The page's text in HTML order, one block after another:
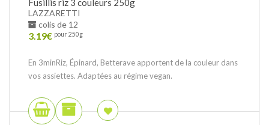
Fusillis riz 3 couleurs 250g
LAZZARETTI
colis de 12
3.19€ pour 250g
En 3minRiz, Épinard, Betterave apportent de la couleur dans
vos assiettes. Adaptées au régime vegan.